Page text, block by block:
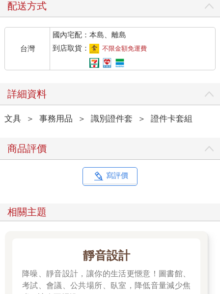
配送方式
台灣
國內宅配：本島、離島
到店取貨：
不限金額免運費
詳細資料
文具 ＞ 事務用品 ＞ 識別證件套 ＞ 證件卡套組
商品評價
寫評價
相關主題
靜音設計
降噪、靜音設計，讓你的生活更愜意！圖書館、
考試、會議、公共場所、臥室，降低音量減少焦